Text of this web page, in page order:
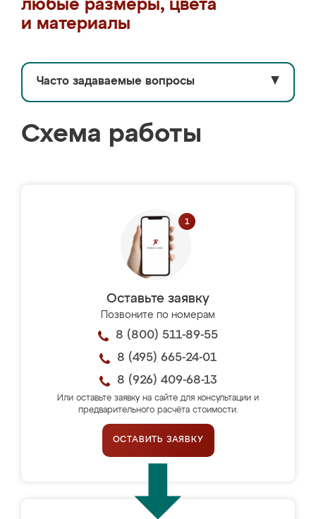
любые размеры, цвета
и материалы
Часто задаваемые вопросы ▼
Схема работы
Оставьте заявку
Позвоните по номерам
8 (800) 511-89-55
8 (495) 665-24-01
8 (926) 409-68-13
Или оставьте заявку на сайте для консультации и
предварительного расчёта стоимости.
ОСТАВИТЬ ЗАЯВКУ